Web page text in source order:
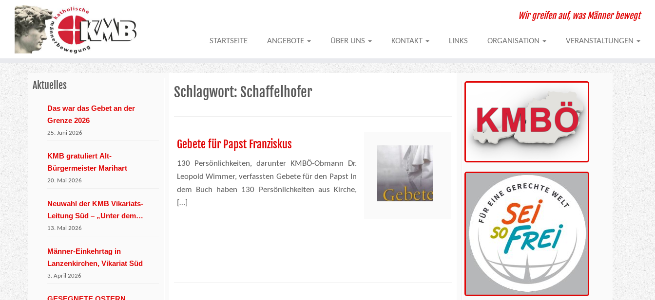
Inhalt
springen
Wir greifen auf, was Männer bewegt
STARTSEITE ANGEBOTE ÜBER UNS KONTAKT LINKS ORGANISATION VERANSTALTUNGEN
Aktuelles
Das war das Gebet an der
Grenze 2026
25. Juni 2026
KMB gratuliert Alt-
Bürgermeister Marihart
20. Mai 2026
Neuwahl der KMB Vikariats-
Leitung Süd – „Unter dem
Wienerwald“
13. Mai 2026
Männer-Einkehrtag in
Lanzenkirchen, Vikariat Süd
3. April 2026
Schlagwort: Schaffelhofer
Gebete für Papst Franziskus
130 Persönlichkeiten, darunter KMBÖ-Obmann Dr.
Leopold Wimmer, verfassten Gebete für den Papst In
dem Buch haben 130 Persönlichkeiten aus Kirche,
[…]